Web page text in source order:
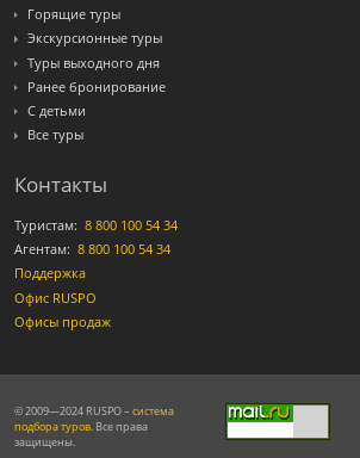
Горящие туры
Экскурсионные туры
Туры выходного дня
Ранее бронирование
С детьми
Все туры
Контакты
Туристам: 8 800 100 54 34
Агентам: 8 800 100 54 34
Поддержка
Офис RUSPO
Офисы продаж
© 2009—2024 RUSPO – система
подбора туров. Все права
защищены.